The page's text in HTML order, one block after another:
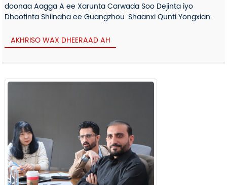
doonaa Aagga A ee Xarunta Carwada Soo Dejinta iyo
Dhoofinta Shiinaha ee Guangzhou. Shaanxi Qunti Yongxian
AKHRISO WAX DHEERAAD AH